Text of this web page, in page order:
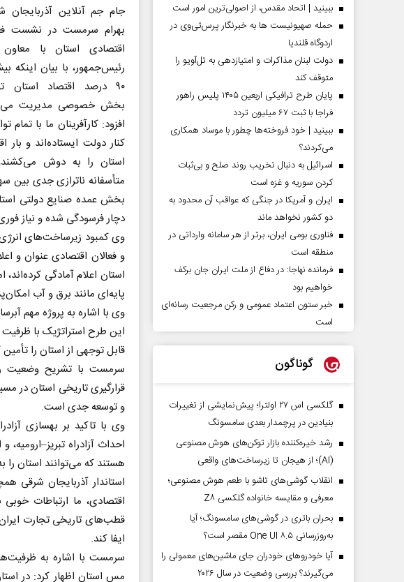
جام جم آنلاین آذربایجان
بهرام سرمست در نشست
اقتصادی استان با
رئیس‌جمهور، با بیان اینکه
۹۰ درصد اقتصاد استان
بخش خصوصی مدیریت
افزود: کارآفرینان ما با تمام
کنار دولت ایستاده‌اند و بار
استان را به دوش
متأسفانه ناترازی جدی
بخش عمده صنایع دولتی
دچار فرسودگی شده و نیاز
وی کمبود زیرساخت‌های
و فعالان اقتصادی عنوان و
استان اعلام آمادگی
پایه‌ای مانند برق و آب
وی با اشاره به پروژه مهم
قابل توجهی از استان را
سرمست با تشریح وضعیت
قرارگیری تاریخی استان در
و توسعه جدی است.
وی با تاکید بر بهسازی
احداث آزادراه
هستند که می‌توانند استان را
استاندار آذربایجان شرقی
اقتصادی، ما ارتباطات
قطب‌های تاریخی تجارت
ایفا کند.
سرمست با اشاره به
ببینید | اتحاد مقدس، از اصولی‌ترین امور است
حمله صهیونیست ها به خبرنگار پرس‌تی‌وی در
اردوگاه قلندیا
دولت لبنان مذاکرات و امتیازدهی به تل‌آویو را
متوقف کند
پایان طرح ترافیکی اربعین ۱۴۰۵ پلیس راهور
فراجا با ثبت ۶۷ میلیون تردد
ببینید | خود فروخته‌ها چطور با موساد همکاری
می‌کردند؟
اسرائیل به دنبال تخریب روند صلح و بی‌ثبات
کردن سوریه و غزه است
ایران و آمریکا در جنگی که عواقب آن محدود به
دو کشور نخواهد ماند
فناوری بومی ایران، برتر از هر سامانه وارداتی در
منطقه است
فرمانده نهاجا: در دفاع از ملت ایران جان برکف
خواهیم بود
خبر ستون اعتماد عمومی و رکن مرجعیت رسانه‌ای
است
گوناگون
گلکسی اس ۲۷ اولترا؛ پیش‌نمایشی از تغییرات
بنیادین در پرچمدار بعدی سامسونگ
رشد خیره‌کننده بازار توکن‌های هوش مصنوعی
(AI)؛ از هیجان تا زیرساخت‌های واقعی
انقلاب گوشی‌های تاشو‌ با طعم هوش مصنوعی؛
معرفی و مقایسه خانواده گلکسی Z۸
بحران باتری در گوشی‌های سامسونگ؛ آیا
به‌روزرسانی One UI ۸.۵ مقصر است؟
آیا خودروهای خودران جای ماشین‌های معمولی را
می‌گیرند؟ بررسی وضعیت در سال ۲۰۲۶